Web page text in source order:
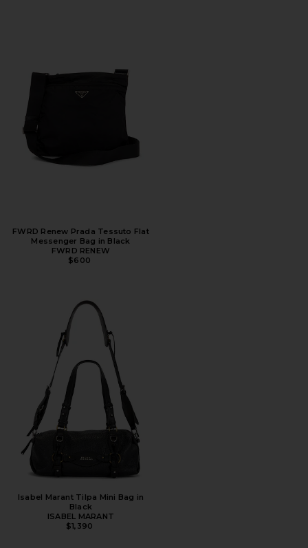
FWRD Renew Prada Tessuto Flat
Messenger Bag in Black
FWRD RENEW
$600
Isabel Marant Tilpa Mini Bag in
Black
ISABEL MARANT
$1,390